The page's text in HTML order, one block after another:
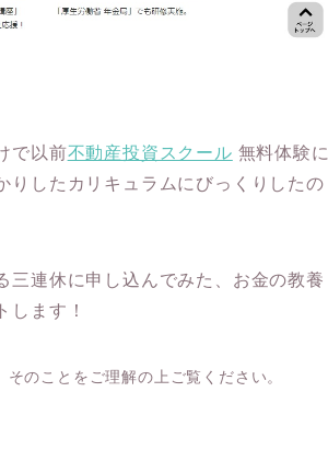
で以前不動産投資スクール 無料体験に
りしたカリキュラムにびっくりしたの
三連休に申し込んでみた、お金の教養
します！
のことをご理解の上ご覧ください。